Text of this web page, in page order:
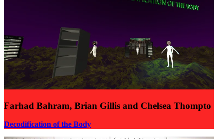
Farhad Bahram, Brian Gillis and Chelsea Thompto
Decodification of the Body